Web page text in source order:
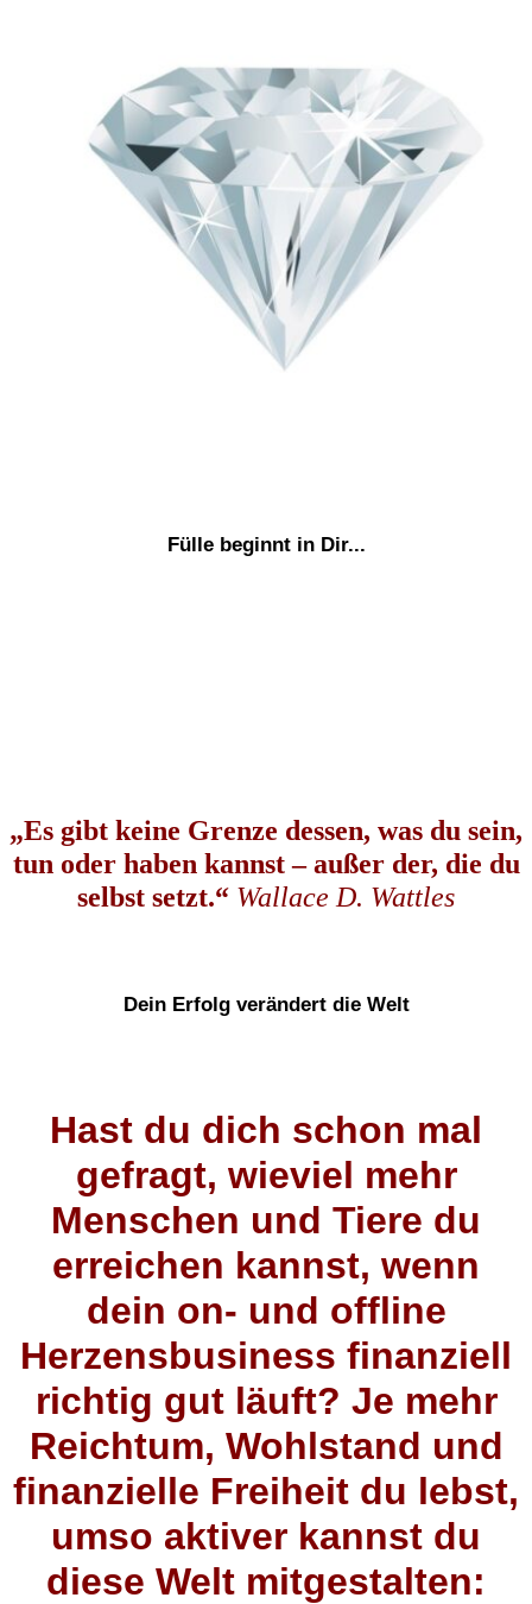
Fülle beginnt in Dir...
„Es gibt keine Grenze dessen, was du sein,
tun oder haben kannst – außer der, die du
selbst setzt.“ Wallace D. Wattles
Dein Erfolg verändert die Welt
Hast du dich schon mal
gefragt, wieviel mehr
Menschen und Tiere du
erreichen kannst, wenn
dein on- und offline
Herzensbusiness finanziell
richtig gut läuft? Je mehr
Reichtum, Wohlstand und
finanzielle Freiheit du lebst,
umso aktiver kannst du
diese Welt mitgestalten: